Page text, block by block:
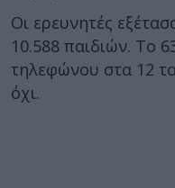
Οι ερευνητές
10.588 παιδιών. Το
τηλεφώνου στα 12
όχι.